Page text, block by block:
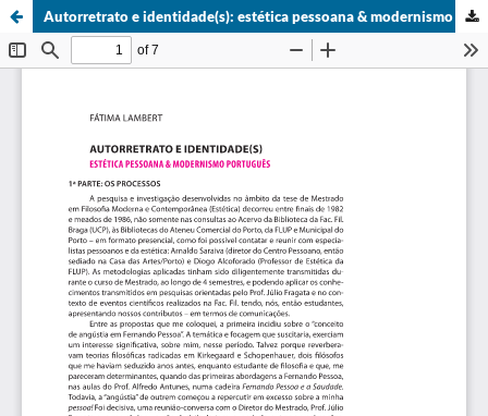
Autorretrato e identidade(s): estética pessoana & modernismo português